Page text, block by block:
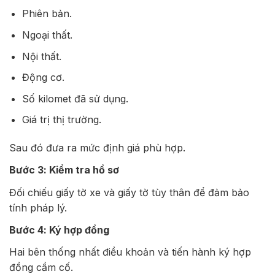
Phiên bản.
Ngoại thất.
Nội thất.
Động cơ.
Số kilomet đã sử dụng.
Giá trị thị trường.
Sau đó đưa ra mức định giá phù hợp.
Bước 3: Kiểm tra hồ sơ
Đối chiếu giấy tờ xe và giấy tờ tùy thân để đảm bảo
tính pháp lý.
Bước 4: Ký hợp đồng
Hai bên thống nhất điều khoản và tiến hành ký hợp
đồng cầm cố.